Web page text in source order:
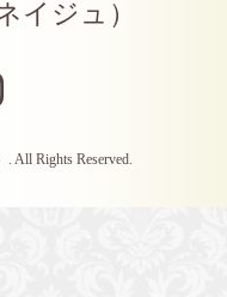
イジュ）
. All Rights Reserved.